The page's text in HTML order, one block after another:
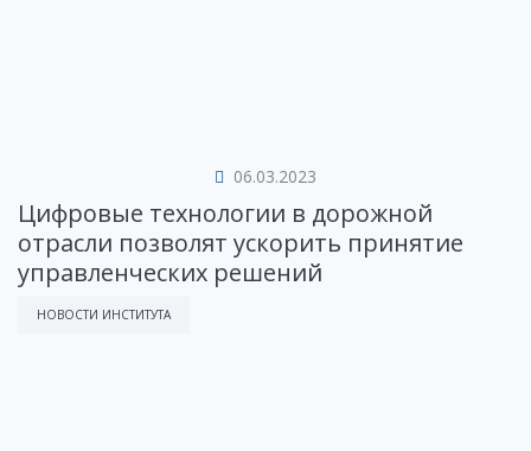
06.03.2023
Цифровые технологии в дорожной
отрасли позволят ускорить принятие
управленческих решений
НОВОСТИ ИНСТИТУТА